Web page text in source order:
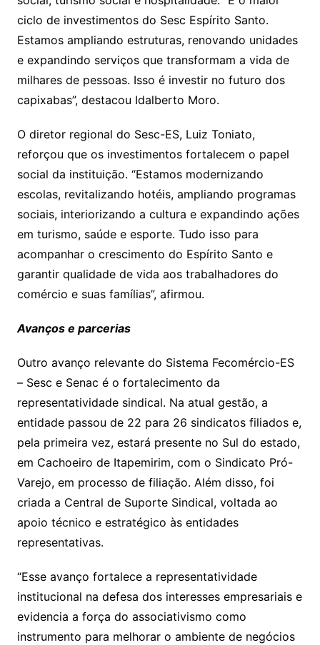
ciclo de investimentos do Sesc Espírito Santo.
Estamos ampliando estruturas, renovando unidades
e expandindo serviços que transformam a vida de
milhares de pessoas. Isso é investir no futuro dos
capixabas”, destacou Idalberto Moro.
O diretor regional do Sesc-ES, Luiz Toniato,
reforçou que os investimentos fortalecem o papel
social da instituição. “Estamos modernizando
escolas, revitalizando hotéis, ampliando programas
sociais, interiorizando a cultura e expandindo ações
em turismo, saúde e esporte. Tudo isso para
acompanhar o crescimento do Espírito Santo e
garantir qualidade de vida aos trabalhadores do
comércio e suas famílias”, afirmou.
Avanços e parcerias
Outro avanço relevante do Sistema Fecomércio-ES
– Sesc e Senac é o fortalecimento da
representatividade sindical. Na atual gestão, a
entidade passou de 22 para 26 sindicatos filiados e,
pela primeira vez, estará presente no Sul do estado,
em Cachoeiro de Itapemirim, com o Sindicato Pró-
Varejo, em processo de filiação. Além disso, foi
criada a Central de Suporte Sindical, voltada ao
apoio técnico e estratégico às entidades
representativas.
“Esse avanço fortalece a representatividade
institucional na defesa dos interesses empresariais e
evidencia a força do associativismo como
instrumento para melhorar o ambiente de negócios